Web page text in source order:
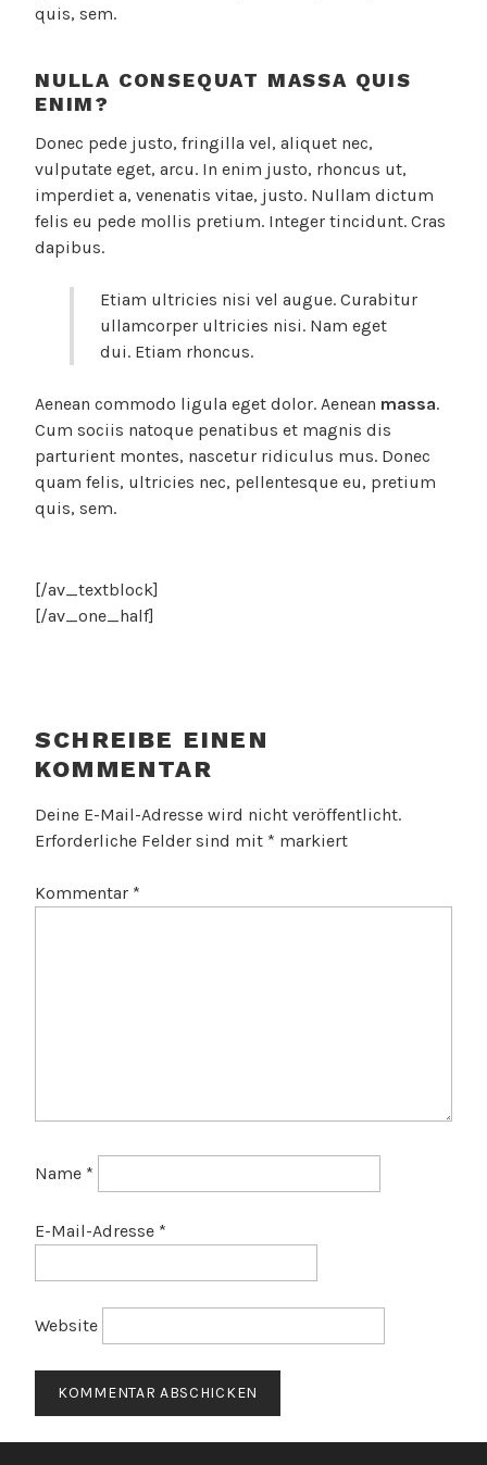
quis, sem.
NULLA CONSEQUAT MASSA QUIS
ENIM?
Donec pede justo, fringilla vel, aliquet nec,
vulputate eget, arcu. In enim justo, rhoncus ut,
imperdiet a, venenatis vitae, justo. Nullam dictum
felis eu pede mollis pretium. Integer tincidunt. Cras
dapibus.
Etiam ultricies nisi vel augue. Curabitur
ullamcorper ultricies nisi. Nam eget
dui. Etiam rhoncus.
Aenean commodo ligula eget dolor. Aenean massa.
Cum sociis natoque penatibus et magnis dis
parturient montes, nascetur ridiculus mus. Donec
quam felis, ultricies nec, pellentesque eu, pretium
quis, sem.
[/av_textblock]
[/av_one_half]
SCHREIBE EINEN
KOMMENTAR
Deine E-Mail-Adresse wird nicht veröffentlicht.
Erforderliche Felder sind mit * markiert
Kommentar *
Name *
E-Mail-Adresse *
Website